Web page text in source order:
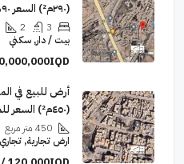
(٢٩٠م²) السعر ٩٠مليون دينار
3
2
بيت / دار, سكني
(٤٥٠م²) السعر للمتر ١٢٠٬٠٠٠دينار
450 متر مربع
ارض تجارية, تجاري